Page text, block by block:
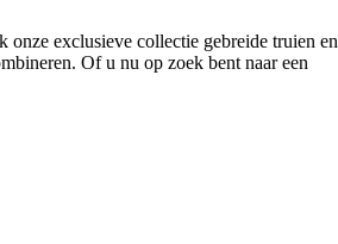
exclusieve collectie gebreide truien en
Of u nu op zoek bent naar een